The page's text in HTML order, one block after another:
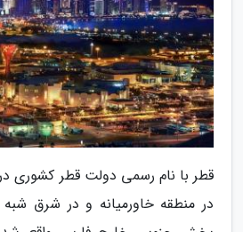
قطر با نام رسمی دولت قطر کشوری
در منطقه خاورمیانه و در شرق